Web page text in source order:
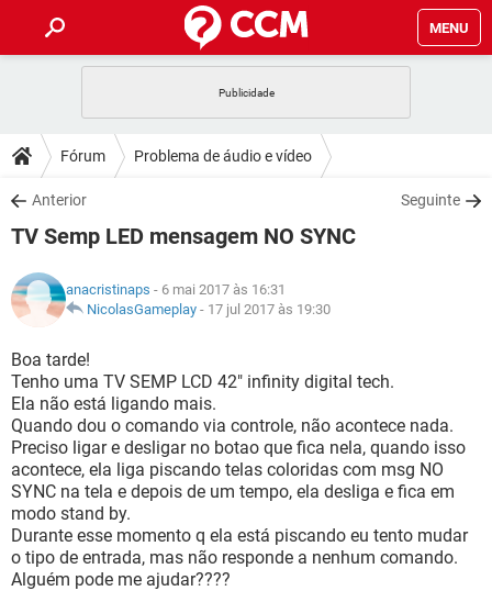
MENU
CELULAR FACEBOOK
OUTLOOK
INSTAGRAM GMAIL
GUIA DE COMPRAS
DICAS
JOGOS WHATSAPP
INSTAGRAM GMAIL
DOWNLOADS
JOGOS WHATSAPP
CELULAR
OUTLOOK EXCEL
INSTAGRAM
GUIA DE COMPRAS
JOGOS WHATSAPP
OUTLOOK
INSTAGRAM
GUIA DE COMPRAS
GLOSSÁRIO
CELULAR FACEBOOK
OUTLOOK EXCEL
INSTAGRAM GMAIL
GUIA DE COMPRAS
Fórum Problema de áudio e vídeo
Anterior Seguinte
TV Semp LED mensagem NO SYNC
anacristinaps - 6 mai 2017 às 16:31
NicolasGameplay - 17 jul 2017 às 19:30
Boa tarde!
Tenho uma TV SEMP LCD 42" infinity digital tech.
Ela não está ligando mais.
Quando dou o comando via controle, não acontece nada.
Preciso ligar e desligar no botao que fica nela, quando isso
acontece, ela liga piscando telas coloridas com msg NO
SYNC na tela e depois de um tempo, ela desliga e fica em
modo stand by.
Durante esse momento q ela está piscando eu tento mudar
o tipo de entrada, mas não responde a nenhum comando.
Alguém pode me ajudar????